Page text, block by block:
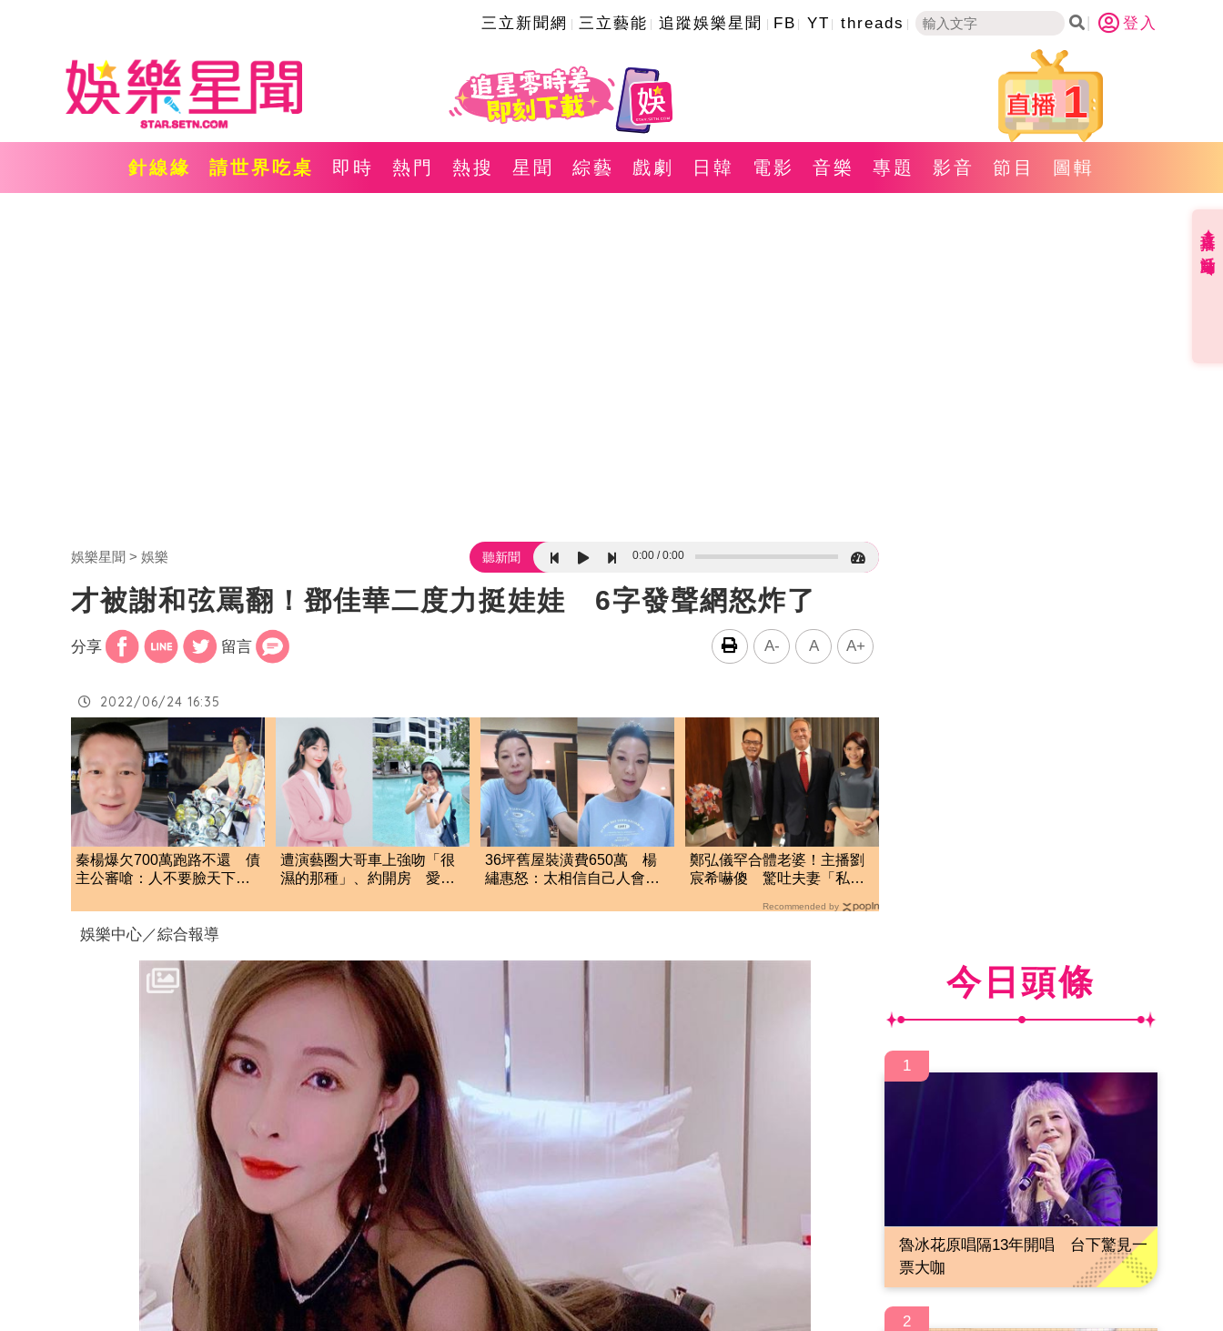
三立新聞網 三立藝能 追蹤娛樂星聞 FB YT threads 登入
1
針線緣 請世界吃桌 即時 熱門 熱搜 星聞 綜藝 戲劇 日韓 電影 音樂 專題 影音 節目 圖輯
娛樂星聞 娛樂 聽新聞 0:00 0:00
才被謝和弦罵翻！鄧佳華二度力挺娃娃 6字發聲網怒炸了
分享 留言 A- A A+
2022/06/24 16:35
秦楊爆欠700萬跑路不還 債
主公審嗆：人不要臉天下無
遭演藝圈大哥車上強吻「很
濕的那種」、約開房 愛莉
36坪舊屋裝潢費650萬 楊
繡惠怒：太相信自己人會被
鄭弘儀罕合體老婆！主播劉
宸希嚇傻 驚吐夫妻「私下
Recommended by
娛樂中心／綜合報導
今日頭條
1
魯冰花原唱隔13年開唱 台下驚見一
票大咖
2
直播✦活動